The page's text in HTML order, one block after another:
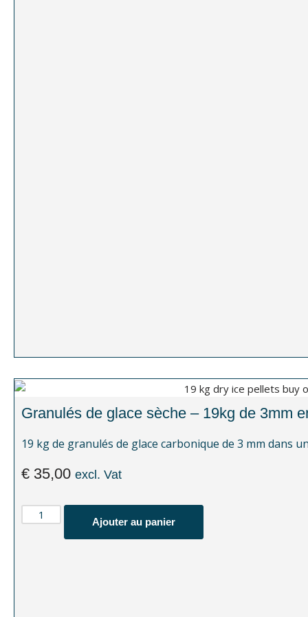
Granulés de glace sèche – 19kg de 3mm
19 kg de granulés de glace carbonique de 3 mm dans
€ 35,00 excl. Vat
Ajouter au panier